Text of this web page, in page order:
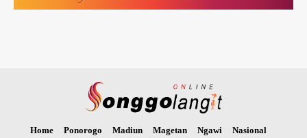
Home Ponorogo Madiun Magetan Ngawi
Nasional